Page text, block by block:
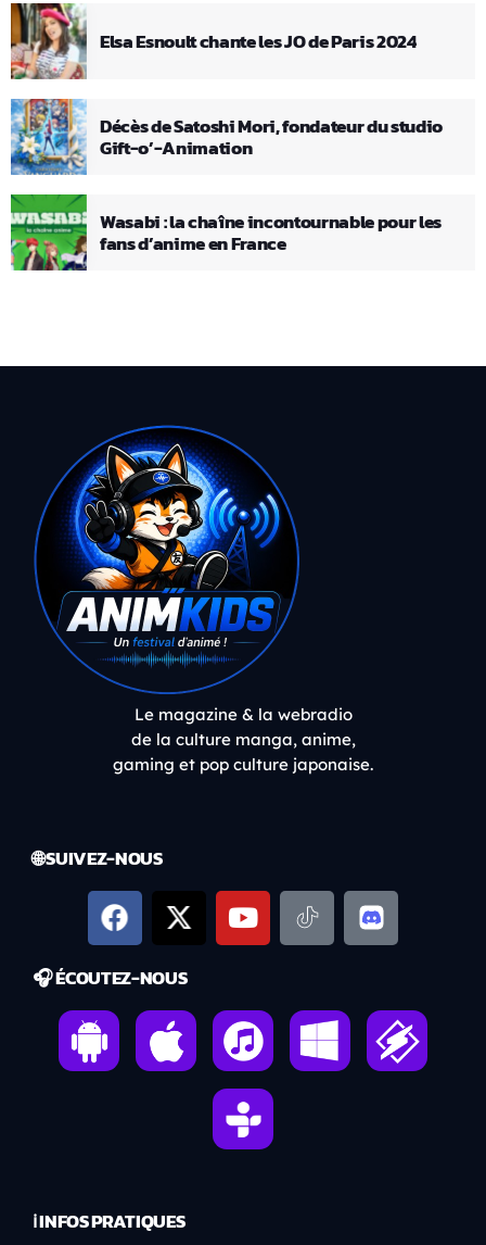
Elsa Esnoult chante les JO de Paris 2024
Décès de Satoshi Mori, fondateur du studio
Gift-o’-Animation
Wasabi : la chaîne incontournable pour les
fans d’anime en France
Le magazine & la webradio
de la culture manga, anime,
gaming et pop culture japonaise.
🌐 SUIVEZ-NOUS
🎧 ÉCOUTEZ-NOUS
ℹ️ INFOS PRATIQUES